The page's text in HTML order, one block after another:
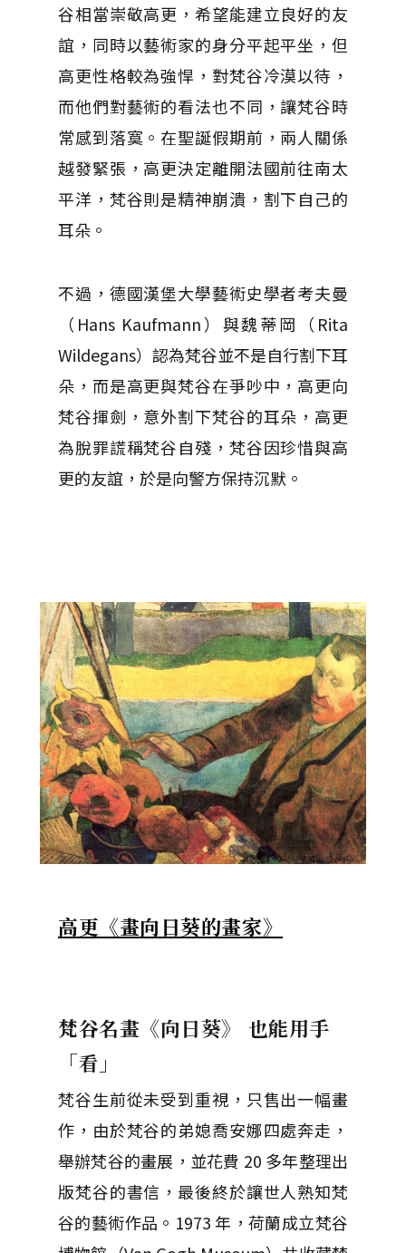
谷相當崇敬高更，希望能建立良好的友
誼，同時以藝術家的身分平起平坐，但
高更性格較為強悍，對梵谷冷漠以待，
而他們對藝術的看法也不同，讓梵谷時
常感到落寞。在聖誕假期前，兩人關係
越發緊張，高更決定離開法國前往南太
平洋，梵谷則是精神崩潰，割下自己的
耳朵。
不過，德國漢堡大學藝術史學者考夫曼
（Hans Kaufmann）與魏蒂岡（Rita
Wildegans）認為梵谷並不是自行割下耳
朵，而是高更與梵谷在爭吵中，高更向
梵谷揮劍，意外割下梵谷的耳朵，高更
為脫罪謊稱梵谷自殘，梵谷因珍惜與高
更的友誼，於是向警方保持沉默。
高更《畫向日葵的畫家》
梵谷名畫《向日葵》 也能用手
「看」
梵谷生前從未受到重視，只售出一幅畫
作，由於梵谷的弟媳喬安娜四處奔走，
舉辦梵谷的畫展，並花費 20 多年整理出
版梵谷的書信，最後終於讓世人熟知梵
谷的藝術作品。1973 年，荷蘭成立梵谷